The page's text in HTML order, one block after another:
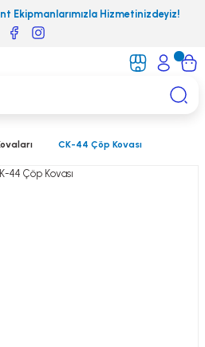
Ekipmanlarımızla Hizmetinizdeyiz!
CK-44 Çöp Kovası